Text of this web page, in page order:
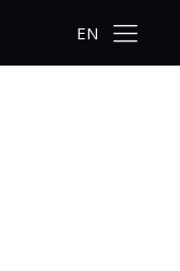
EN